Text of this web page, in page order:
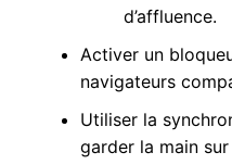
d’affluence.
Activer un
navigateurs
Utiliser la
garder la main